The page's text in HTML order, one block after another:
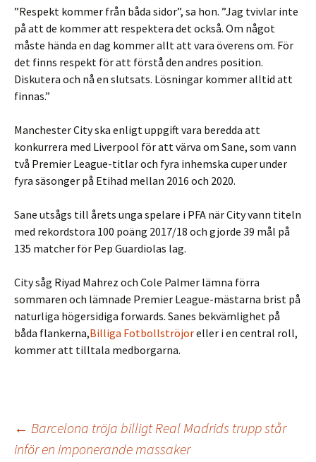
”Respekt kommer från båda sidor”, sa hon. ”Jag tvivlar inte
på att de kommer att respektera det också. Om något
måste hända en dag kommer allt att vara överens om. För
det finns respekt för att förstå den andres position.
Diskutera och nå en slutsats. Lösningar kommer alltid att
finnas.”
Manchester City ska enligt uppgift vara beredda att
konkurrera med Liverpool för att värva om Sane, som vann
två Premier League-titlar och fyra inhemska cuper under
fyra säsonger på Etihad mellan 2016 och 2020.
Sane utsågs till årets unga spelare i PFA när City vann titeln
med rekordstora 100 poäng 2017/18 och gjorde 39 mål på
135 matcher för Pep Guardiolas lag.
City såg Riyad Mahrez och Cole Palmer lämna förra
sommaren och lämnade Premier League-mästarna brist på
naturliga högersidiga forwards. Sanes bekvämlighet på
båda flankerna,Billiga Fotbollströjoreller i en central roll,
kommer att tilltala medborgarna.
Inläggsnavigering
← Barcelona tröja billigt Real Madrids trupp står
inför en imponerande massaker